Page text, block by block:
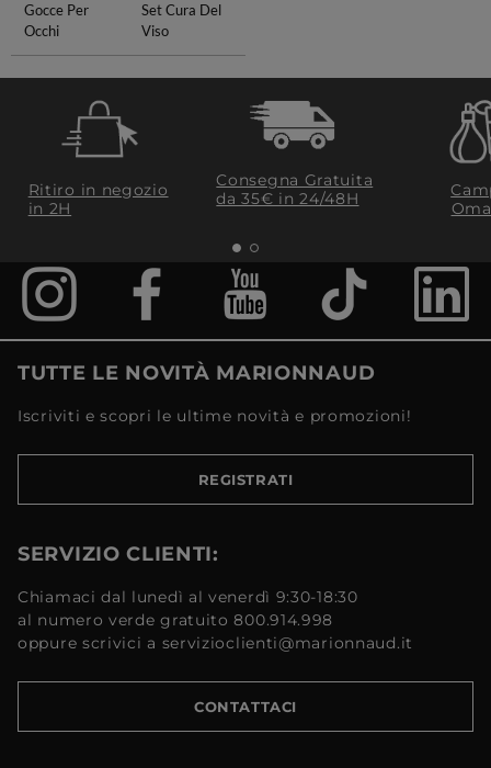
Gocce Per
Occhi
Set Cura Del
Viso
Ritiro in negozio
in 2H
Consegna Gratuita
da 35€​ in 24/48H
TUTTE LE NOVITÀ MARIONNAUD
Iscriviti e scopri le ultime novità e promozioni!
REGISTRATI
SERVIZIO CLIENTI:
Chiamaci dal lunedì al venerdì 9:30-18:30
al numero verde gratuito 800.914.998
oppure scrivici a servizioclienti@marionnaud.it
CONTATTACI